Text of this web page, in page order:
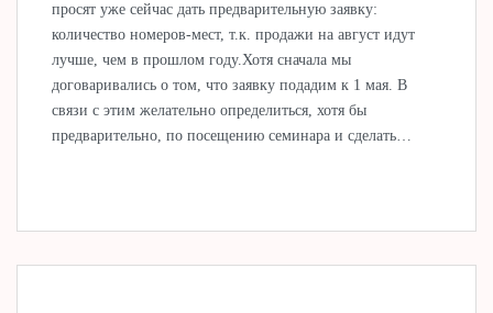
просят уже сейчас дать предварительную заявку:
количество номеров-мест, т.к. продажи на август идут
лучше, чем в прошлом году.Хотя сначала мы
договаривались о том, что заявку подадим к 1 мая. В
связи с этим желательно определиться, хотя бы
предварительно, по посещению семинара и сделать…